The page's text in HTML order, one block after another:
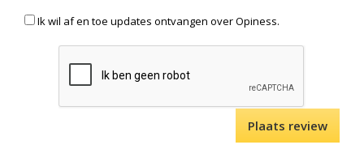
Ik wil af en toe updates ontvangen over Opiness.